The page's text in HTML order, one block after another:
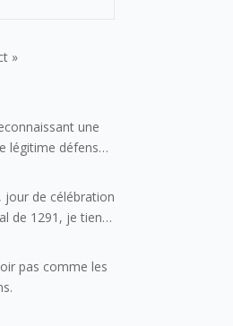
»
une
légitime défense
l’ordre
jour de célébration
de 1291, je tiens
voisins et amis
particulièrement
bassin genevois
pas comme les